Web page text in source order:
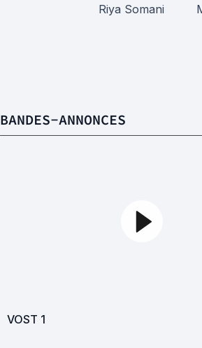
Riya Somani
BANDES-ANNONCES
VOST 1